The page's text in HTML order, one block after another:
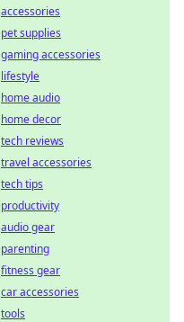
accessories
pet supplies
gaming accessories
lifestyle
home audio
home decor
tech reviews
travel accessories
tech tips
productivity
audio gear
parenting
fitness gear
car accessories
tools